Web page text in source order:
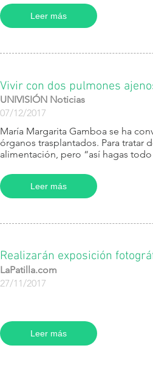
Leer más
Vivir con dos pulmones
UNIVISIÓN Noticias
07/12/2017
María Margarita Gamboa se ha
órganos trasplantados. Para tratar
alimentación, pero “así hagas
Leer más
Realizarán exposición
LaPatilla.com
27/11/2017
Leer más